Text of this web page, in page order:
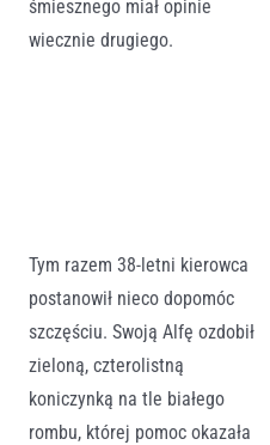
śmiesznego miał opinie
wiecznie drugiego.
Tym razem 38-letni kierowca
postanowił nieco dopomóc
szczęściu. Swoją Alfę ozdobił
zieloną, czterolistną
koniczynką na tle białego
rombu, której pomoc okazała